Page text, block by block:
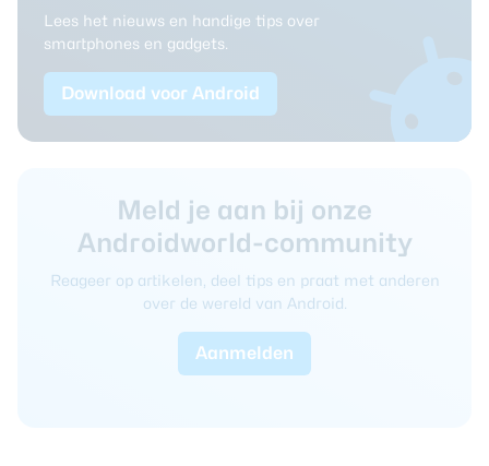
Lees het nieuws en handige tips over
smartphones en gadgets.
Download voor Android
Meld je aan bij onze
Androidworld-community
Reageer op artikelen, deel tips en praat met anderen
over de wereld van Android.
Aanmelden